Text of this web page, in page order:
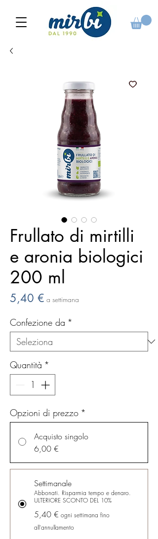
Frullato di mirtilli
e aronia biologici
200 ml
5,40 €Prezzo
a settimana
Confezione da *
Quantità *
Opzioni di prezzo *
Acquisto singolo
6,00 €
Settimanale
Abbonati. Risparmia tempo e denaro.
ULTERIORE SCONTO DEL 10%
5,40 € ogni settimana fino
all'annullamento